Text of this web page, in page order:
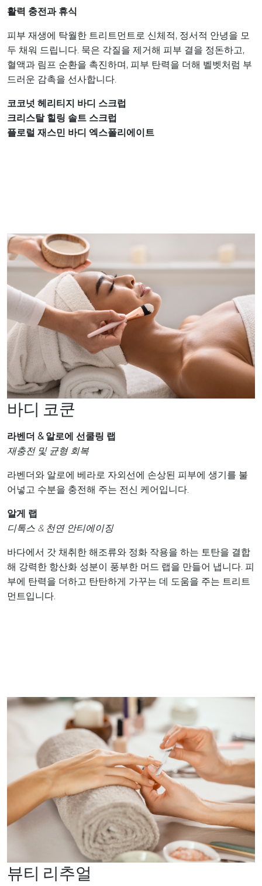
활력 충전과 휴식
피부 재생에 탁월한 트리트먼트로 신체적, 정서적 안녕을 모
두 채워 드립니다. 묵은 각질을 제거해 피부 결을 정돈하고,
혈액과 림프 순환을 촉진하며, 피부 탄력을 더해 벨벳처럼 부
드러운 감촉을 선사합니다.
코코넛 헤리티지 바디 스크럽
크리스탈 힐링 솔트 스크럽
플로럴 재스민 바디 엑스폴리에이트
바디 코쿤
라벤더 & 알로에 선쿨링 랩
재충전 및 균형 회복
라벤더와 알로에 베라로 자외선에 손상된 피부에 생기를 불
어넣고 수분을 충전해 주는 전신 케어입니다.
알게 랩
디톡스 & 천연 안티에이징
바다에서 갓 채취한 해조류와 정화 작용을 하는 토탄을 결합
해 강력한 항산화 성분이 풍부한 머드 랩을 만들어 냅니다. 피
부에 탄력을 더하고 탄탄하게 가꾸는 데 도움을 주는 트리트
먼트입니다.
뷰티 리추얼